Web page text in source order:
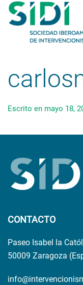
Skip to main
Escrito en mayo 18,
CONTACTO
Paseo Isabel la
50009 Zaragoza